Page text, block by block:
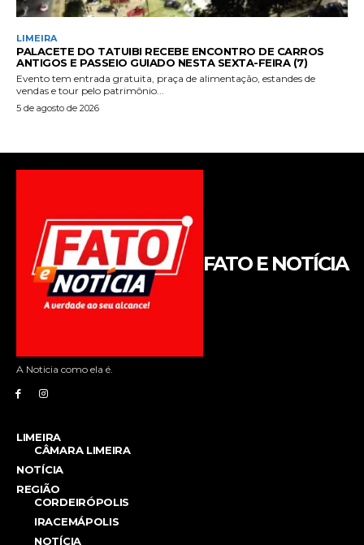
FATO E NOTÍCIA
A Noticia como ela é.
LIMEIRA
CÂMARA LIMEIRA
NOTÍCIA
REGIÃO
CORDEIRÓPOLIS
IRACEMÁPOLIS
NOTÍCIA